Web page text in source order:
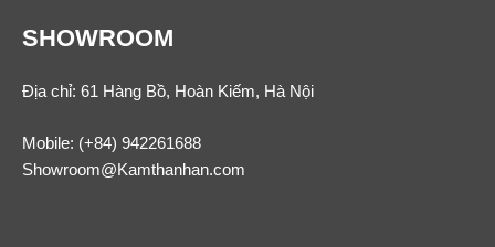
SHOWROOM
Địa chỉ: 61 Hàng Bồ, Hoàn Kiếm, Hà Nội
Mobile: (+84) 942261688
Showroom@Kamthanhan.com